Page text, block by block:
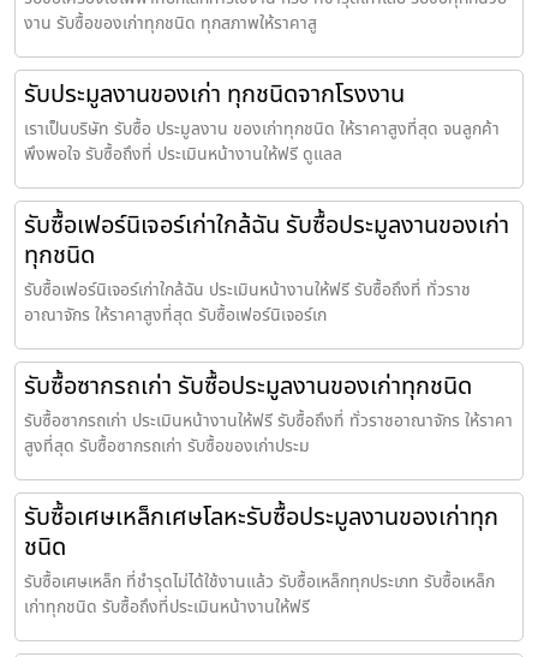
งาน รับซื้อของเก่าทุกชนิด ทุกสภาพให้ราคาสู
รับประมูลงานของเก่า ทุกชนิดจากโรงงาน
เราเป็นบริษัท รับซื้อ ประมูลงาน ของเก่าทุกชนิด ให้ราคาสูงที่สุด จนลูกค้า
พึงพอใจ รับซื้อถึงที่ ประเมินหน้างานให้ฟรี ดูแลล
รับซื้อเฟอร์นิเจอร์เก่าใกล้ฉัน รับซื้อประมูลงานของเก่า
ทุกชนิด
รับซื้อเฟอร์นิเจอร์เก่าใกล้ฉัน ประเมินหน้างานให้ฟรี รับซื้อถึงที่ ทั่วราช
อาณาจักร ให้ราคาสูงที่สุด รับซื้อเฟอร์นิเจอร์เก
รับซื้อซากรถเก่า รับซื้อประมูลงานของเก่าทุกชนิด
รับซื้อซากรถเก่า ประเมินหน้างานให้ฟรี รับซื้อถึงที่ ทั่วราชอาณาจักร ให้ราคา
สูงที่สุด รับซื้อซากรถเก่า รับซื้อของเก่าประม
รับซื้อเศษเหล็กเศษโลหะรับซื้อประมูลงานของเก่าทุก
ชนิด
รับซื้อเศษเหล็ก ที่ชำรุดไม่ได้ใช้งานแล้ว รับซื้อเหล็กทุกประเภท รับซื้อเหล็ก
เก่าทุกชนิด รับซื้อถึงที่ประเมินหน้างานให้ฟรี